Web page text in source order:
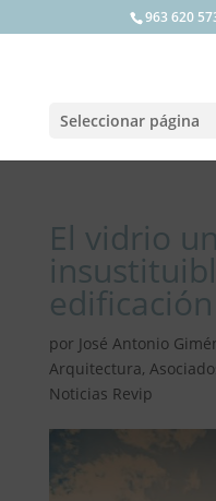
963 620
Seleccionar página
El vidrio
por José Antonio
Arquitectura,
Noticias Revip